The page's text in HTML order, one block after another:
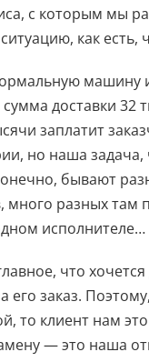
с которым мы
как есть,
машину
сумма доставки
заплатит
но наша
бывают
много разных там
исполнителе…
что
его заказ.
то клиент нам
— это наша